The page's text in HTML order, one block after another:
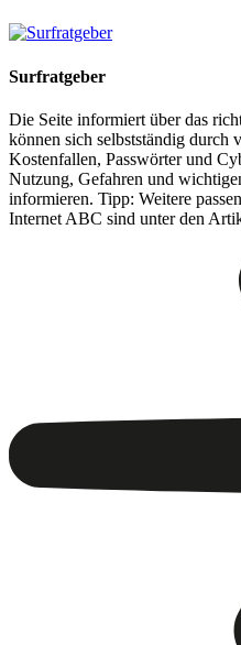
Surfratgeber
Die Seite informiert über das
können sich selbstständig durch
Kostenfallen, Passwörter und
Nutzung, Gefahren und
informieren. Tipp: Weitere
Internet ABC sind unter den